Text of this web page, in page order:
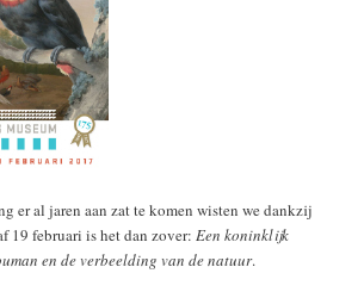
er al jaren aan zat te komen wisten we dankzij
19 februari is het dan zover:Een koninklijk
en de verbeelding van de natuur.